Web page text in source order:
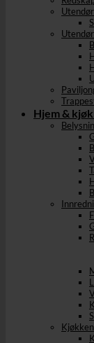
Hjem &
Kjøkken